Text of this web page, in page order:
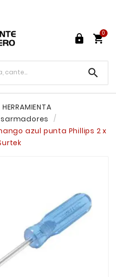
 
0

HERRAMIENTA
azul punta Phillips 2 x